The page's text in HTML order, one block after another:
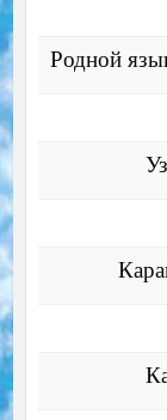
Родной